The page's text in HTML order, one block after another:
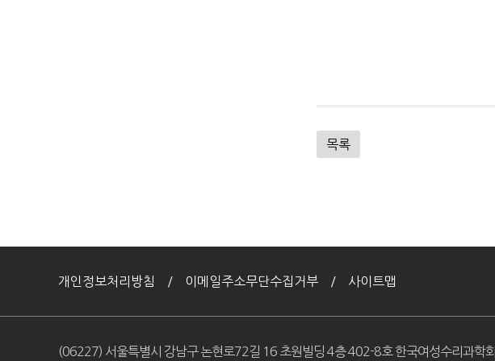
목록
개인정보처리방침 이메일주소무단수집거부 사이트맵
(06227) 서울특별시 강남구 논현로72길 16 초원빌딩 4층 402-8호 한국여성수리과학회